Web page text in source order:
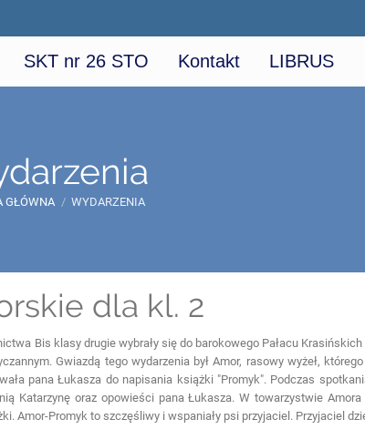
SKT nr 26 STO Kontakt LIBRUS
GŁÓWNA / WYDARZENIA
dla kl. 2
Bis klasy drugie wybrały się do barokowego Pałacu
Gwiazdą tego wydarzenia był Amor, rasowy wyżeł,
pana Łukasza do napisania książki "Promyk". Podczas
Katarzynę oraz opowieści pana Łukasza. W towarzystwie
Amor-Promyk to szczęśliwy i wspaniały psi przyjaciel. Przyjaciel